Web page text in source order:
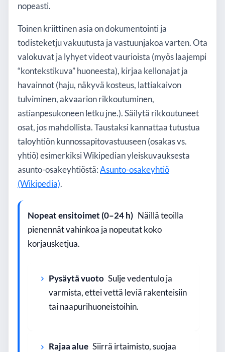
nopeasti.
Toinen kriittinen asia on dokumentointi ja
todisteketju vakuutusta ja vastuunjakoa varten. Ota
valokuvat ja lyhyet videot vaurioista (myös laajempi
“kontekstikuva” huoneesta), kirjaa kellonajat ja
havainnot (haju, näkyvä kosteus, lattiakaivon
tulviminen, akvaarion rikkoutuminen,
astianpesukoneen letku jne.). Säilytä rikkoutuneet
osat, jos mahdollista. Taustaksi kannattaa tutustua
taloyhtiön kunnossapitovastuuseen (osakas vs.
yhtiö) esimerkiksi Wikipedian yleiskuvauksesta
asunto-osakeyhtiöstä: Asunto-osakeyhtiö
(Wikipedia).
Nopeat ensitoimet (0–24 h) Näillä teoilla
pienennät vahinkoa ja nopeutat koko
korjausketjua.
Pysäytä vuoto Sulje vedentulo ja
varmista, ettei vettä leviä rakenteisiin
tai naapurihuoneistoihin.
Rajaa alue Siirrä irtaimisto, suojaa